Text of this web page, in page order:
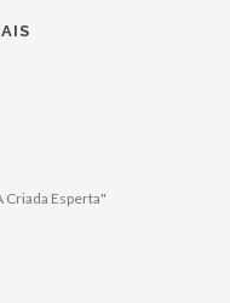
Criada Esperta"